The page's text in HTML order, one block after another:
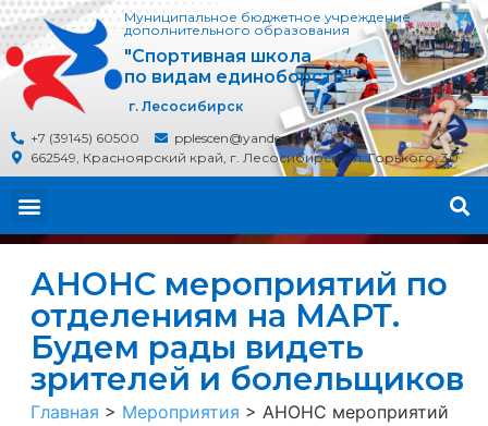
Муниципальное бюджетное учреждение
дополнительного образования
"Спортивная школа
по видам единоборств"
г. Лесосибирск
+7 (39145) 60500
pplescen@yandex.ru
662549, Красноярский край, г. Лесосибирск, ул. Горького, 30
АНОНС мероприятий по
отделениям на МАРТ.
Будем рады видеть
зрителей и болельщиков
Главная > Мероприятия > АНОНС мероприятий